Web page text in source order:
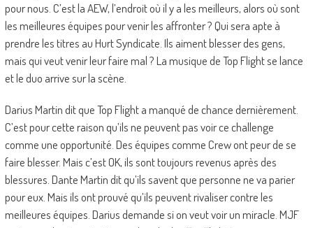
pour nous. C’est la AEW, l’endroit où il y a les meilleurs, alors où sont
les meilleures équipes pour venir les affronter ? Qui sera apte à
prendre les titres au Hurt Syndicate. Ils aiment blesser des gens,
mais qui veut venir leur faire mal ? La musique de Top Flight se lance
et le duo arrive sur la scène.
Darius Martin dit que Top Flight a manqué de chance dernièrement.
C’est pour cette raison qu’ils ne peuvent pas voir ce challenge
comme une opportunité. Des équipes comme Crew ont peur de se
faire blesser. Mais c’est OK, ils sont toujours revenus après des
blessures. Dante Martin dit qu’ils savent que personne ne va parier
pour eux. Mais ils ont prouvé qu’ils peuvent rivaliser contre les
meilleures équipes. Darius demande si on veut voir un miracle. MJF